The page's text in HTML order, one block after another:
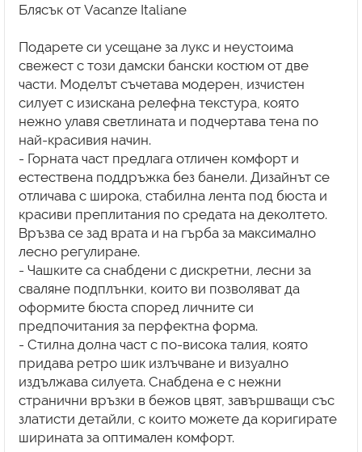
Блясък от Vacanze Italiane
Подарете си усещане за лукс и неустоима
свежест с този дамски бански костюм от две
части. Моделът съчетава модерен, изчистен
силует с изискана релефна текстура, която
нежно улавя светлината и подчертава тена по
най-красивия начин.
- Горната част предлага отличен комфорт и
естествена поддръжка без банели. Дизайнът се
отличава с широка, стабилна лента под бюста и
красиви преплитания по средата на деколтето.
Връзва се зад врата и на гърба за максимално
лесно регулиране.
- Чашките са снабдени с дискретни, лесни за
сваляне подплънки, които ви позволяват да
оформите бюста според личните си
предпочитания за перфектна форма.
- Стилна долна част с по-висока талия, която
придава ретро шик излъчване и визуално
издължава силуета. Снабдена е с нежни
странични връзки в бежов цвят, завършващи със
златисти детайли, с които можете да коригирате
ширината за оптимален комфорт.